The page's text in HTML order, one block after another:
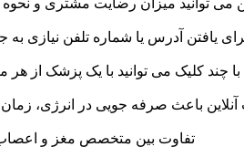
تفاوت بین متخصص مغز و